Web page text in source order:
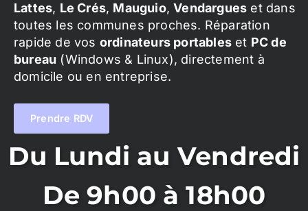
Lattes, Le Crés, Mauguio,Vendargues et dans
toutes les communes proches. Réparation
rapide de vos ordinateurs portables et PC de
bureau (Windows & Linux), directement à
domicile ou en entreprise.
Prendre RDV
Du Lundi au Vendredi
De 9h00 à 18h00